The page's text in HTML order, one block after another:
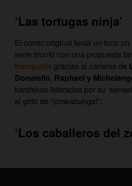
‘Las tortugas ninja’
El cómic original tenía un tono
serie triunfó con una propuesta
franquicia gracias al carisma de
Donatello, Raphael y
karatekas lideradas por su
al grito de “¡cowabunga!”.
‘Los caballeros del